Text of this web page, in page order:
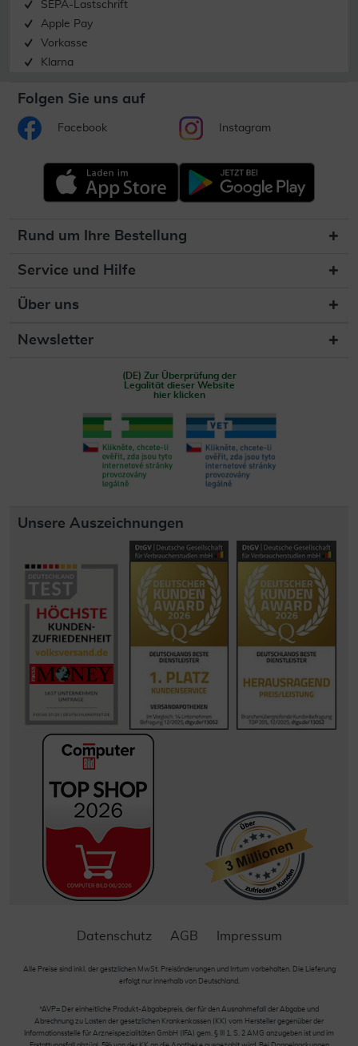
SEPA-Lastschrift
Apple Pay
Vorkasse
Klarna
Folgen Sie uns auf
Facebook Instagram
Rund um Ihre Bestellung
Service und Hilfe
Über uns
Newsletter
(DE) Zur Überprüfung der
Legalität dieser Website
hier klicken
Unsere Auszeichnungen
Datenschutz AGB Impressum
Alle Preise sind inkl. der gestzlichen MwSt. Preisänderungen und Irrtum vorbehalten. Die Lieferung
erfolgt nur innerhalb von Deutschland.
*AVP= Der einheitliche Produkt-Abgabepreis, der für den Ausnahmefall der Abgabe und
Abrechnung zu Lasten der gesetzlichen Krankenkassen (KK) vom Hersteller gegenüber der
Informationsstelle für Arzneispezialitäten GmbH (IFA) gem. § III 1, S. 2 AMG anzugeben ist und im